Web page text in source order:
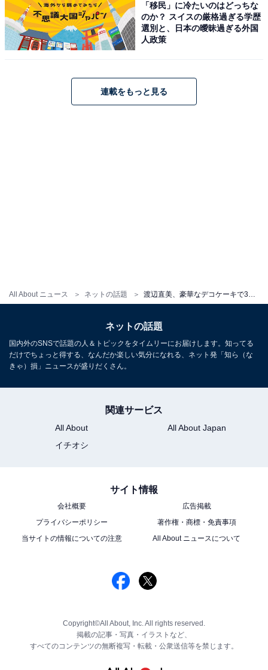
All About ニュース ネットの話題
「移民」に冷たいのはどっちな
のか？ スイスの厳格過ぎる学歴
選別と、日本の曖昧過ぎる外国
人政策
連載をもっと見る
ネットの話題
国内外のSNSで話題の人＆トピックをタイムリーにお届けします。知ってる
だけでちょっと得する、なんだか楽しい気分になれる、ネット発「知ら（な
きゃ）損」ニュースが盛りだくさん。
関連サービス
All About
All About Japan
イチオシ
サイト情報
会社概要
広告掲載
プライバシーポリシー
著作権・商標・免責事項
当サイトの情報についての注意
All About ニュースについて
Copyright©All About, Inc. All rights reserved.
掲載の記事・写真・イラストなど、
すべてのコンテンツの無断複写・転載・公衆送信等を禁じます。